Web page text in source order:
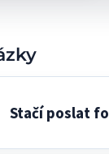
Stačí poslat